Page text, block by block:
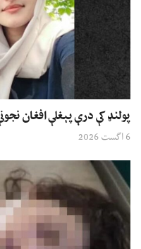
پولنډ کې درې پېغلې افغان
6 اگست 2026